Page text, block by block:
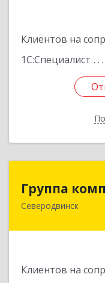
Клиентов на
1С:Специалист
Группа
Северодвинск
Клиентов на
Группа
164500,